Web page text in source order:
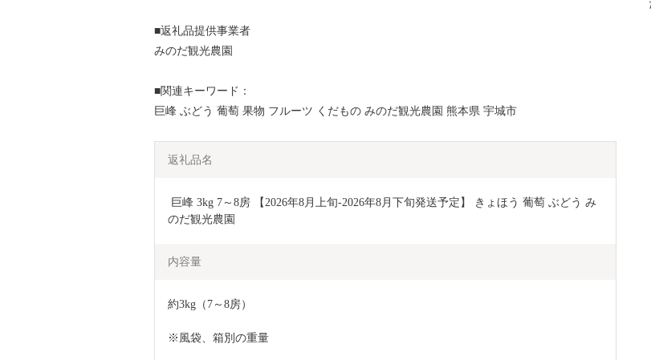
■返礼品提供事業者
みのだ観光農園
■関連キーワード：
巨峰 ぶどう 葡萄 果物 フルーツ くだもの みのだ観光農園 熊本県 宇城市
返礼品名
のだ観光農園
内容量
約3kg（7～8房）
※風袋、箱別の重量